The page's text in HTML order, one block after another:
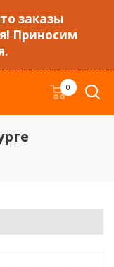
заказы
Приносим
0